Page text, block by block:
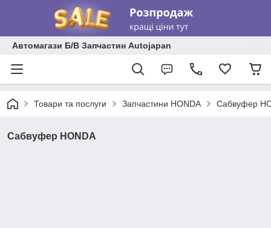
Автомагази Б/В Запчастин Autojapan
Товари та послуги Запчастини HONDA Сабвуфер
Сабвуфер HONDA